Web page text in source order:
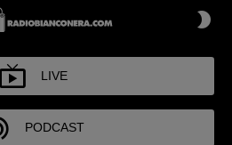
LIVE
PODCAST